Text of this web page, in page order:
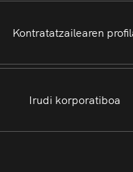
Kontratatzailearen
Irudi korporatiboa